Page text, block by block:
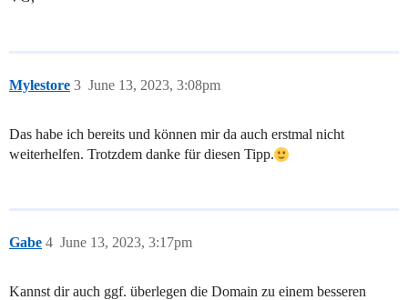
Mylestore June 13, 2023, 3:08pm
3
Das habe ich bereits und können mir da auch erstmal nicht
weiterhelfen. Trotzdem danke für diesen Tipp.
Gabe June 13, 2023, 3:17pm
4
Kannst dir auch ggf. überlegen die Domain zu einem besseren